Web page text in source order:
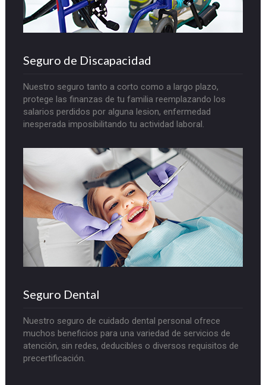
Seguro de Discapacidad
Nuestro seguro tanto a corto como a largo plazo,
protege las finanzas de tu familia reemplazando los
salarios perdidos por alguna lesion, enfermedad
inesperada imposibilitando tu actividad laboral.
Seguro Dental
Nuestro seguro de cuidado dental personal ofrece
muchos beneficios para una variedad de servicios de
atención, sin redes, deducibles o diversos requisitos de
precertificación.